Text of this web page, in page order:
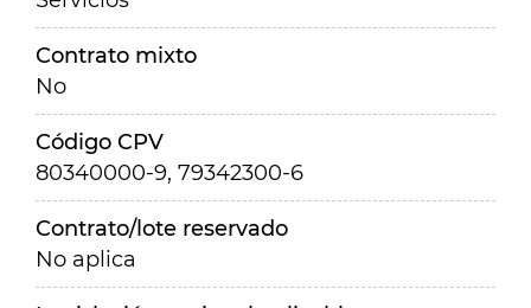
Contrato mixto
No
Código CPV
80340000-9, 79342300-6
Contrato/lote reservado
No aplica